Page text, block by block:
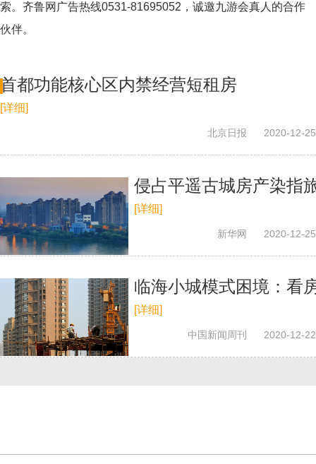
索。齐鲁网广告热线0531-81695052 ，诚邀九游会真人的合作
伙伴。
首都功能核心区内禁经营短租房
[详细]
北京日报 2020-12-25
侵占平遥古城房产染指
[详细]
新华网 2020-12-25
临海小城模式困境：看
[详细]
中国新闻周刊 2020-12-22